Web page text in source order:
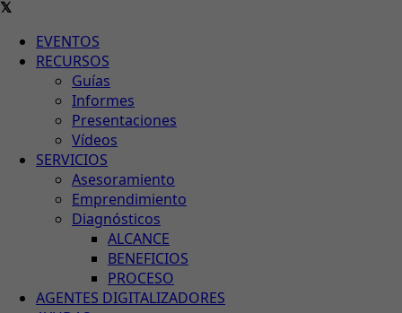
EVENTOS
RECURSOS
Guías
Informes
Presentaciones
Vídeos
SERVICIOS
Asesoramiento
Emprendimiento
Diagnósticos
ALCANCE
BENEFICIOS
PROCESO
AGENTES DIGITALIZADORES